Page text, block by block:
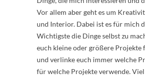
Vor allem aber geht es um
und Interior. Dabei ist es für mich
Wichtigste die Dinge selbst zu
euch kleine oder größere Projekte
und verlinke euch immer welche
für welche Projekte verwende. Viel